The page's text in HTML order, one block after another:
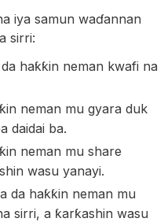
iya samun waɗannan
sirri:
haƙƙin neman kwafi na
neman mu gyara duk
daidai ba.
neman mu share
wasu yanayi.
da haƙƙin neman mu
sirri, a ƙarƙashin wasu